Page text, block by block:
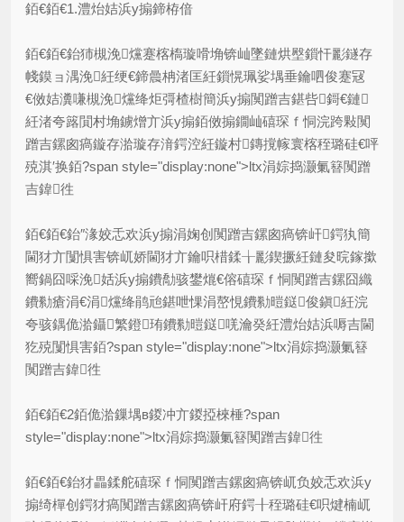
銆€銆€1.澧炲姞浜у搧鍗栫偣
銆€銆€鈶犻槻浼爣蹇楁槗璇嗗埆锛屾墜鏈烘壂鎻忓彲鐩存
帴鏌ョ湡浼紝绠€鍗曟柟渚匡紝鎻愰珮娑堣垂鑰呬俊蹇冦
€傚姞瀵嗛槻浼爣绛炬彁楂樹簡浜у搧闃蹭吉鍖呰鎶€鏈
紝渚夸簬閴村埆鐪熷亣浜у搧銆傚搧鐗屾礂琛ｆ恫浣跨敤闃
蹭吉鏍囪瘑鏇存湁璇存湇鍔涳紝鏇村鏄撹幏寰楁秷璐硅€呯
殑淇′换銆?span style="display:none">ltx涓婃捣灏氭簮闃蹭
吉鍏徃
銆€銆€鈶″湪姣忎欢浜у搧涓婅创闃蹭吉鏍囪瘑锛屽鍔犱簡
閫犲亣闅惧害锛屼娇閫犲亣鑰呮棤鍒╁彲鍥撅紝鏈夋晥鎵撳
嚮鍋囧啋浼姡浜у搧鐨勪骇鐢熴€傛礂琛ｆ恫闃蹭吉鏍囧織
鐨勬瘡涓€涓爣绛鹃兘鍖呭惈涓嶅悓鐨勬暟鎹俊鎭紝浣
夸骇鍝佹湁鑷繁鐙珛鐨勬暟鎹唴瀹癸紝澧炲姞浜嗕吉閫
犵殑闅惧害銆?span style="display:none">ltx涓婃捣灏氭簮
闃蹭吉鍏徃
銆€銆€2銆佹湁鏁堣в鍐冲亣鍐掗棶棰?span
style="display:none">ltx涓婃捣灏氭簮闃蹭吉鍏徃
銆€銆€鈶犲畾鍒舵礂琛ｆ恫闃蹭吉鏍囪瘑锛屼负姣忎欢浜у
搧绮樿创鍔犲瘑闃蹭吉鏍囪瘑锛屽府鍔╂秷璐硅€呮煡楠屼